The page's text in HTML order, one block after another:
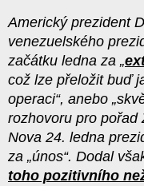
Americký prezident
venezuelského
začátku ledna za „
což lze přeložit buď
operaci“, anebo
rozhovoru pro pořad
Nova 24. ledna
za „únos“. Dodal
toho pozitivního